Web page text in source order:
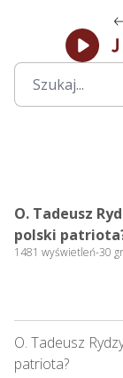
O. Tadeusz
polski
1481 wyświetleń-30
O. Tadeusz
patriota?